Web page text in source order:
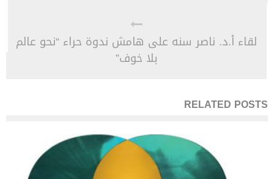
لقاء أ.د. ناصر سنه على هامش ندوة حراء “نحو عالم
بلا خوف”
RELATED POSTS